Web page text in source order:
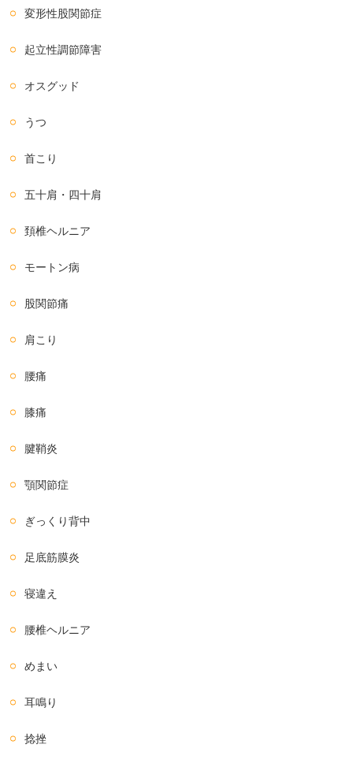
変形性股関節症
起立性調節障害
オスグッド
うつ
首こり
五十肩・四十肩
頚椎ヘルニア
モートン病
股関節痛
肩こり
腰痛
膝痛
腱鞘炎
顎関節症
ぎっくり背中
足底筋膜炎
寝違え
腰椎ヘルニア
めまい
耳鳴り
捻挫